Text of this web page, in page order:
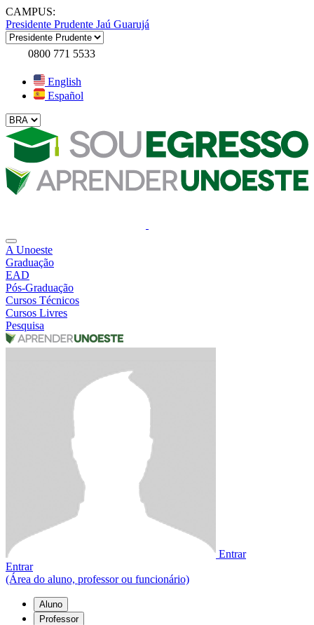
CAMPUS:
Presidente Prudente Jaú Guarujá
0800 771 5533
English
Español
A Unoeste
Graduação
EAD
Pós-Graduação
Cursos Técnicos
Cursos Livres
Pesquisa
Entrar
Entrar
(Área do aluno, professor ou funcionário)
Aluno
Professor